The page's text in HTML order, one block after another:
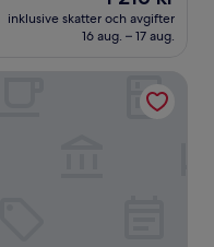
är
1 216 kr
inklusive skatter och avgifter
16 aug. – 17 aug.